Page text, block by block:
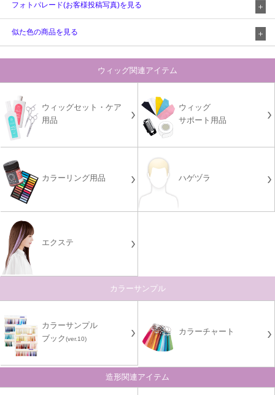
フォトパレード(お客様投稿写真)を見る
似た色の商品を見る
ウィッグ関連アイテム
ウィッグセット・ケア
用品
ウィッグ
サポート用品
カラーリング用品 ハゲヅラ
エクステ
カラーサンプル
カラーサンプル
ブック(ver.10)
カラーチャート
造形関連アイテム